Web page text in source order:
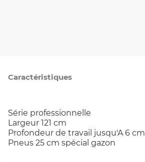
Caractéristiques
Série professionnelle
Largeur 121 cm
Profondeur de travail jusqu'A 6 cm
Pneus 25 cm spécial gazon